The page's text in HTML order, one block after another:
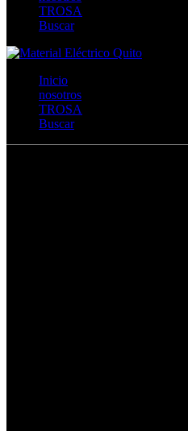
TROSA
Buscar
Inicio
nosotros
TROSA
Buscar